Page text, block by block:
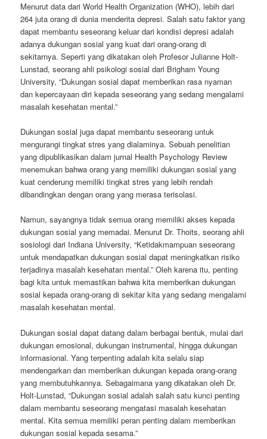
Menurut data dari World Health Organization (WHO), lebih dari
264 juta orang di dunia menderita depresi. Salah satu faktor yang
dapat membantu seseorang keluar dari kondisi depresi adalah
adanya dukungan sosial yang kuat dari orang-orang di
sekitarnya. Seperti yang dikatakan oleh Profesor Julianne Holt-
Lunstad, seorang ahli psikologi sosial dari Brigham Young
University, “Dukungan sosial dapat memberikan rasa nyaman
dan kepercayaan diri kepada seseorang yang sedang mengalami
masalah kesehatan mental.”
Dukungan sosial juga dapat membantu seseorang untuk
mengurangi tingkat stres yang dialaminya. Sebuah penelitian
yang dipublikasikan dalam jurnal Health Psychology Review
menemukan bahwa orang yang memiliki dukungan sosial yang
kuat cenderung memiliki tingkat stres yang lebih rendah
dibandingkan dengan orang yang merasa terisolasi.
Namun, sayangnya tidak semua orang memiliki akses kepada
dukungan sosial yang memadai. Menurut Dr. Thoits, seorang ahli
sosiologi dari Indiana University, “Ketidakmampuan seseorang
untuk mendapatkan dukungan sosial dapat meningkatkan risiko
terjadinya masalah kesehatan mental.” Oleh karena itu, penting
bagi kita untuk memastikan bahwa kita memberikan dukungan
sosial kepada orang-orang di sekitar kita yang sedang mengalami
masalah kesehatan mental.
Dukungan sosial dapat datang dalam berbagai bentuk, mulai dari
dukungan emosional, dukungan instrumental, hingga dukungan
informasional. Yang terpenting adalah kita selalu siap
mendengarkan dan memberikan dukungan kepada orang-orang
yang membutuhkannya. Sebagaimana yang dikatakan oleh Dr.
Holt-Lunstad, “Dukungan sosial adalah salah satu kunci penting
dalam membantu seseorang mengatasi masalah kesehatan
mental. Kita semua memiliki peran penting dalam memberikan
dukungan sosial kepada sesama.”